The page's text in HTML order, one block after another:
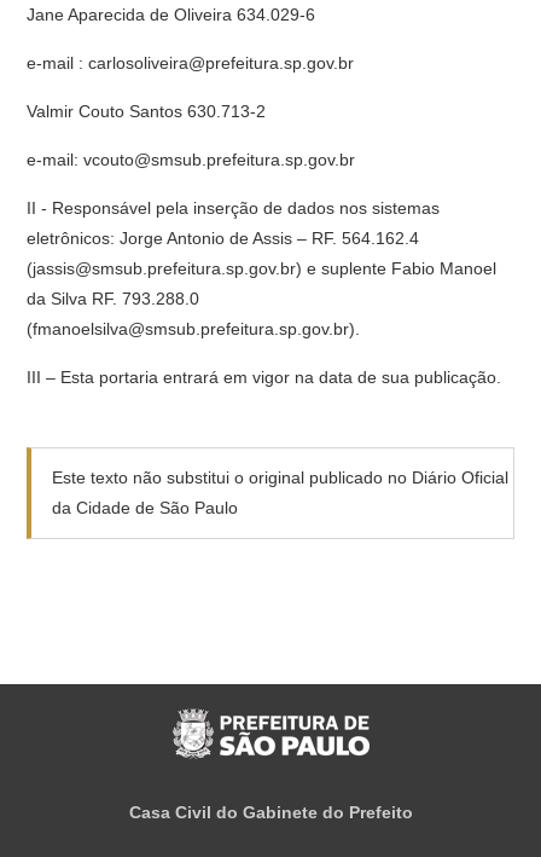
Jane Aparecida de Oliveira 634.029-6
e-mail : carlosoliveira@prefeitura.sp.gov.br
Valmir Couto Santos 630.713-2
e-mail: vcouto@smsub.prefeitura.sp.gov.br
II - Responsável pela inserção de dados nos sistemas
eletrônicos: Jorge Antonio de Assis – RF. 564.162.4
(jassis@smsub.prefeitura.sp.gov.br) e suplente Fabio Manoel
da Silva RF. 793.288.0
(fmanoelsilva@smsub.prefeitura.sp.gov.br).
III – Esta portaria entrará em vigor na data de sua publicação.
Este texto não substitui o original publicado no Diário Oficial
da Cidade de São Paulo
Casa Civil do Gabinete do Prefeito